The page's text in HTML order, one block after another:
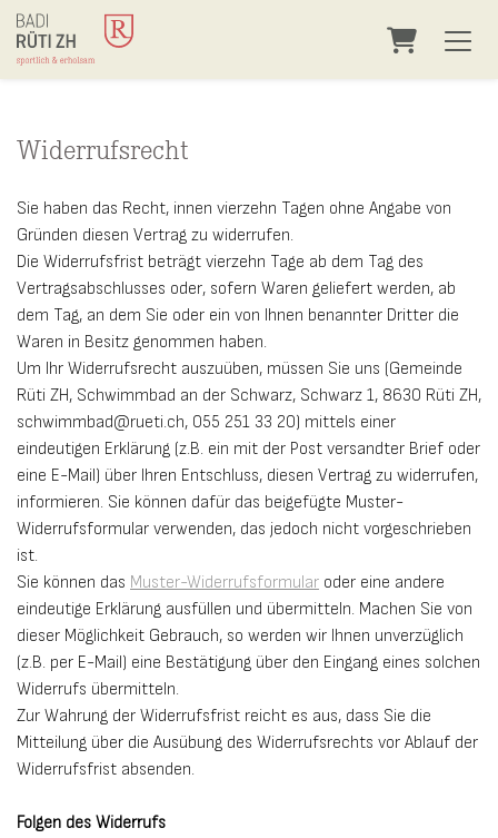
Widerrufsrecht
Sie haben das Recht, innen vierzehn Tagen ohne Angabe von
Gründen diesen Vertrag zu widerrufen.
Die Widerrufsfrist beträgt vierzehn Tage ab dem Tag des
Vertragsabschlusses oder, sofern Waren geliefert werden, ab
dem Tag, an dem Sie oder ein von Ihnen benannter Dritter die
Waren in Besitz genommen haben.
Um Ihr Widerrufsrecht auszuüben, müssen Sie uns (Gemeinde
Rüti ZH, Schwimmbad an der Schwarz, Schwarz 1, 8630 Rüti ZH,
schwimmbad@rueti.ch, 055 251 33 20) mittels einer
eindeutigen Erklärung (z.B. ein mit der Post versandter Brief oder
eine E-Mail) über Ihren Entschluss, diesen Vertrag zu widerrufen,
informieren. Sie können dafür das beigefügte Muster-
Widerrufsformular verwenden, das jedoch nicht vorgeschrieben
ist.
Sie können das Muster-Widerrufsformular oder eine andere
eindeutige Erklärung ausfüllen und übermitteln. Machen Sie von
dieser Möglichkeit Gebrauch, so werden wir Ihnen unverzüglich
(z.B. per E-Mail) eine Bestätigung über den Eingang eines solchen
Widerrufs übermitteln.
Zur Wahrung der Widerrufsfrist reicht es aus, dass Sie die
Mitteilung über die Ausübung des Widerrufsrechts vor Ablauf der
Widerrufsfrist absenden.
Folgen des Widerrufs